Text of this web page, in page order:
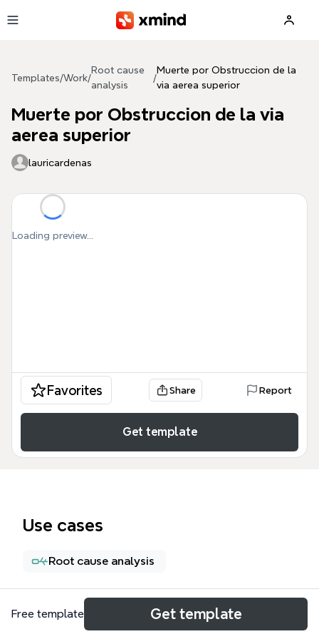
Templates/Work/
Root cause
analysis
/
Muerte por Obstruccion de la
via aerea superior
Muerte por Obstruccion de la via
aerea superior
lauricardenas
Loading preview...
Favorites Share Report
Get template
Use cases
Root cause analysis
About
Free template Get template